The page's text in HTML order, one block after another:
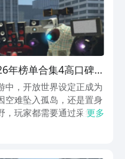
年榜单合集4高口碑开
中，开放世界设定正成为
空难坠入孤岛，还是置身
，玩家都需要通过采集、
环境中持续求生。这类
更多